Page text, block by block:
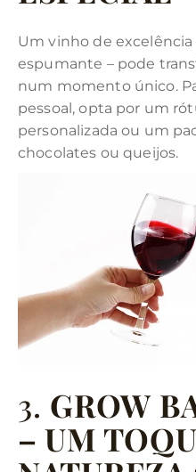
Um vinho de
espumante – pode
num momento único.
pessoal, opta por um
personalizada ou um
chocolates ou queijos.
3. GROW
– UM